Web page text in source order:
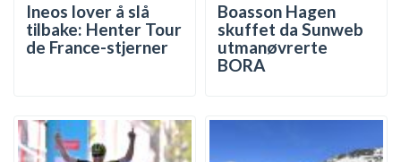
Ineos lover å slå
tilbake: Henter Tour
de France-stjerner
Boasson Hagen
skuffet da Sunweb
utmanøvrerte
BORA